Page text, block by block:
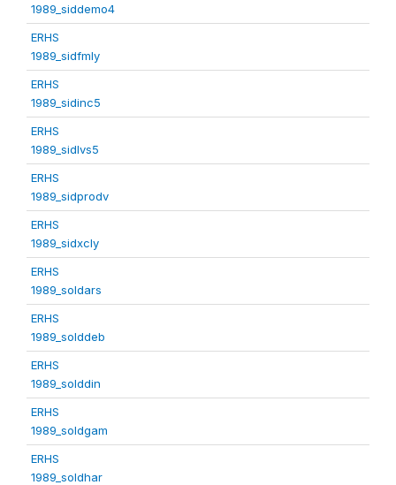
1989_siddemo4
ERHS
1989_sidfmly
ERHS
1989_sidinc5
ERHS
1989_sidlvs5
ERHS
1989_sidprodv
ERHS
1989_sidxcly
ERHS
1989_soldars
ERHS
1989_solddeb
ERHS
1989_solddin
ERHS
1989_soldgam
ERHS
1989_soldhar